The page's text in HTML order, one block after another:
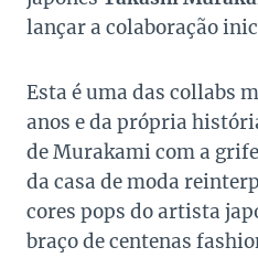
lançar a colaboração
Esta é uma das collabs
anos e da própria
de Murakami com a
da casa de moda
cores pops do artista
braço de centenas